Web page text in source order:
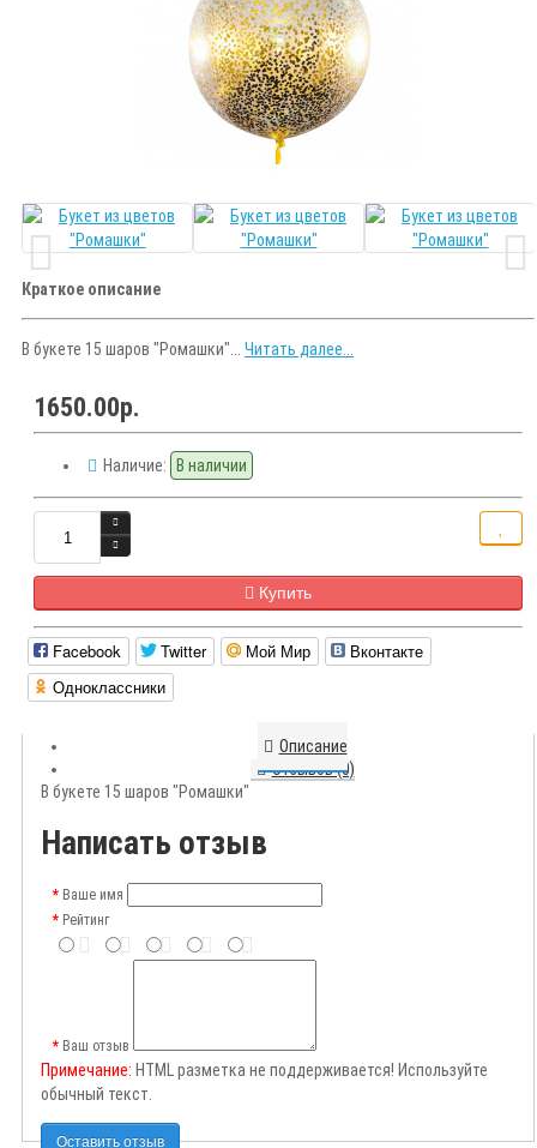
Краткое описание
В букете 15 шаров "Ромашки"... Читать далее...
1650.00р.
Наличие: В наличии
Купить
Facebook Twitter Мой Мир
Вконтакте
Одноклассники
Описание
Отзывов (0)
В букете 15 шаров "Ромашки"
Написать отзыв
Ваше имя
Рейтинг
Ваш отзыв
Примечание: HTML разметка не поддерживается! Используйте
обычный текст.
Оставить отзыв